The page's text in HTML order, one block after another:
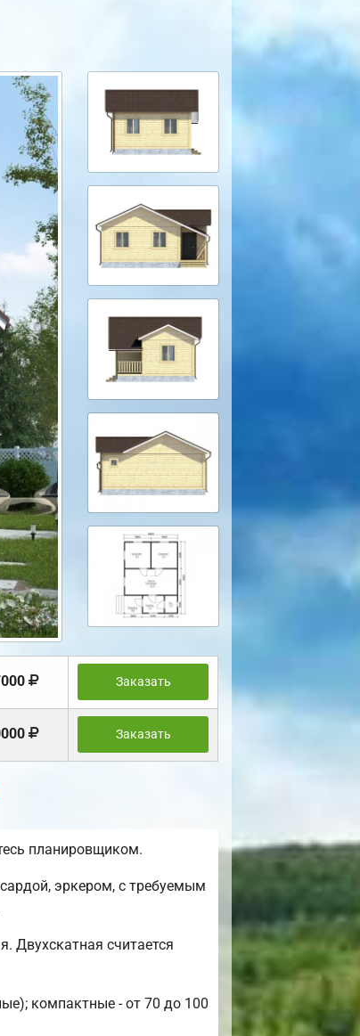
Заказать
Заказать
планировщиком.
эркером, с требуемым
Двухскатная считается
компактные - от 70 до 100